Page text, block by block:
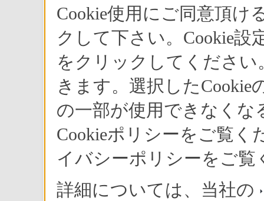
Cookie使用にご同意頂け
クして下さい。Cookie設
をクリックしてください
きます。選択した
の一部が使用できなくな
Cookieポリシーをご覧
イバシーポリシーをご覧
詳細については、当社の